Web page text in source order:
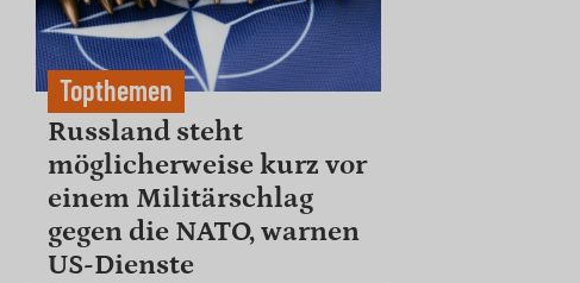
Topthemen
Russland steht
möglicherweise kurz vor
einem Militärschlag
gegen die NATO, warnen
US-Dienste